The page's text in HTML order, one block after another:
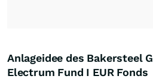
Anlageidee des Bakersteel
Electrum Fund I EUR Fonds